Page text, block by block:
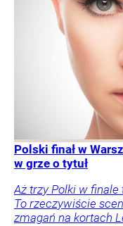
Polski finał w
w grze o tytuł
Aż trzy Polki w
To rzeczywiście
zmagań na kortach